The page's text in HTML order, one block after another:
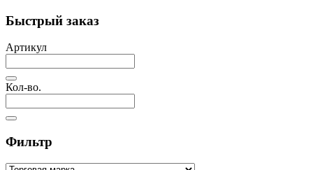
Быстрый заказ
Артикул
Кол-во.
Фильтр